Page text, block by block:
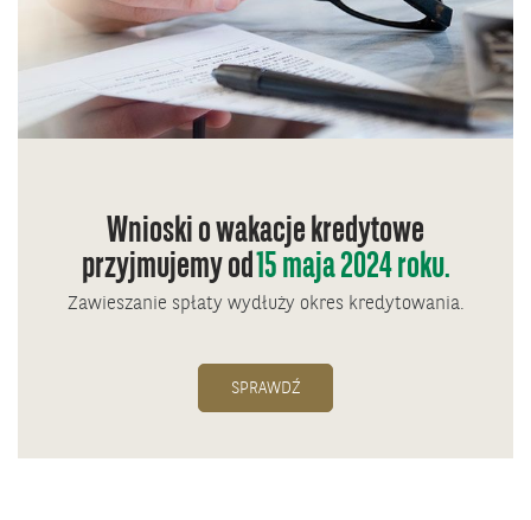
Wnioski o wakacje kredytowe
przyjmujemy od15 maja 2024 roku.
Zawieszanie spłaty wydłuży okres kredytowania.
SPRAWDŹ